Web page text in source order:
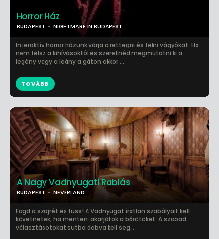
Horror Ház
BUDAPEST NIGHTMARE IN BUDAPEST
Interaktív horror házunk várja a rettegni és félni vágyókat. Ha
nem félsz a kihívásoktól és szeretnéd megmutatni ki a
legény vagy a leány a gáton akkor ...
TOVÁBB
A Nagy Vadnyugati Rablás
BUDAPEST NEVERLAND
Fogd a szajrét és fuss! A Vadnyugat íratlan szabályait kell
követnetek, ha menteni akarjátok a bőrötöket. A szabad
választásotokat sutba dobva kell seg...